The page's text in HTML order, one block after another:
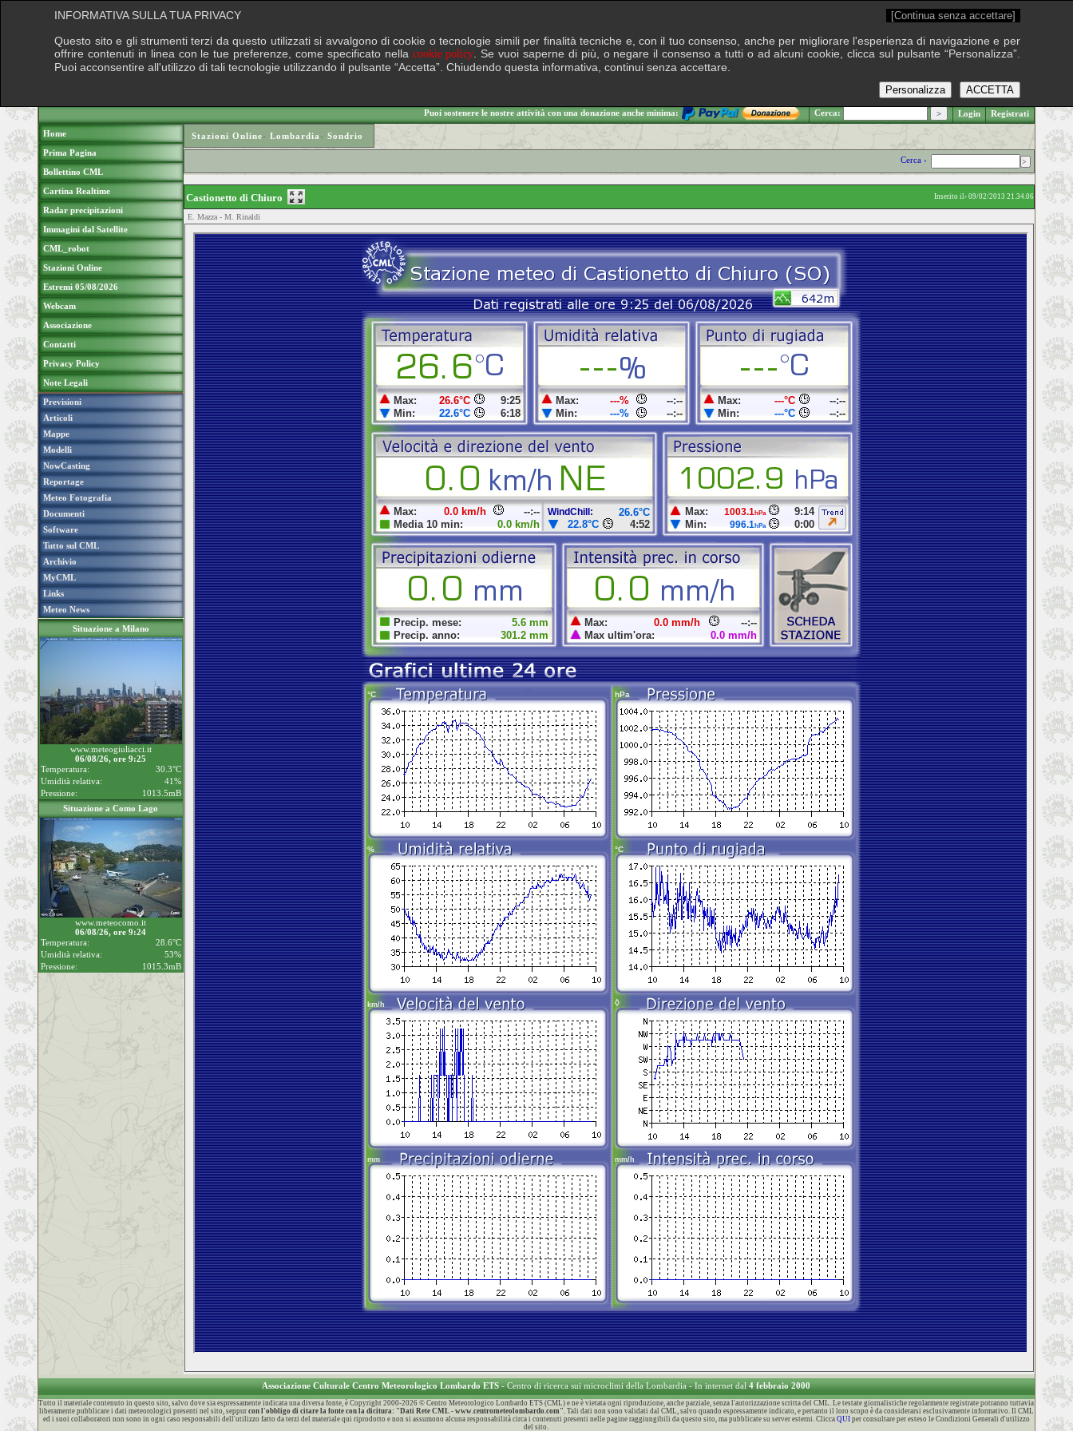
.: Giovedì 6 agosto 2026
Puoi sostenere le nostre attività con una donazione anche minima: Cerca: Login Registrati
Home
Prima Pagina
Bollettino CML
Cartina Realtime
Radar precipitazioni
Immagini dal Satellite
CML_robot
Stazioni Online
Estremi 05/08/2026
Webcam
Associazione
Contatti
Privacy Policy
Note Legali
Previsioni
Articoli
Mappe
Modelli
NowCasting
Reportage
Meteo Fotografia
Documenti
Software
Tutto sul CML
Archivio
MyCML
Links
Meteo News
Situazione a Milano
www.meteogiuliacci.it
06/08/26, ore 9:25
Temperatura:
30.3°C
Umidità relativa:
41%
Pressione:
1013.5mB
Situazione a Como Lago
www.meteocomo.it
06/08/26, ore 9:24
Temperatura:
28.6°C
Umidità relativa:
53%
Pressione:
1015.3mB
Stazioni Online› Lombardia › Sondrio
Cerca ›
Castionetto di Chiuro Inserito il› 09/02/2013 21.34.06
E. Mazza - M. Rinaldi
Associazione Culturale Centro Meteorologico Lombardo ETS- Centro di ricerca sui microclimi della Lombardia - In internet dal4 febbraio 2000
Tutto il materiale contenuto in questo sito, salvo dove sia espressamente indicata una diversa fonte, è Copyright 2000-2026 © Centro Meteorologico Lombardo ETS (CML) e ne è vietata ogni riproduzione, anche parziale, senza l'autorizzazione scritta del CML. Le testate giornalistiche regolarmente registrate potranno tuttavia
liberamente pubblicare i dati meteorologici presenti nel sito, seppur con l'obbligo di citare la fonte con la dicitura: "Dati Rete CML - www.centrometeolombardo.com".Tali dati non sono validati dal CML, salvo quando espressamente indicato, e pertanto il loro scopo è da considerarsi esclusivamente informativo. Il CML
ed i suoi collaboratori non sono in ogni caso responsabili dell'utilizzo fatto da terzi del materiale qui riprodotto e non si assumono alcuna responsabilità circa i contenuti presenti nelle pagine raggiungibili da questo sito, ma pubblicate su server esterni. Clicca QUIper consultare per esteso le Condizioni Generali d'utilizzo
del sito.
INFORMATIVA SULLA TUA PRIVACY [Continua senza accettare]
Questo sito e gli strumenti terzi da questo utilizzati si avvalgono di cookie o tecnologie simili per finalità tecniche e, con il tuo consenso, anche per migliorare l'esperienza di navigazione e per
offrire contenuti in linea con le tue preferenze, come specificato nella cookie policy . Se vuoi saperne di più, o negare il consenso a tutti o ad alcuni cookie, clicca sul pulsante “Personalizza”.
Puoi acconsentire all'utilizzo di tali tecnologie utilizzando il pulsante “Accetta”. Chiudendo questa informativa, continui senza accettare.
ACCETTA
Personalizza